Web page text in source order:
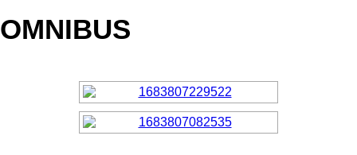
OMNIBUS